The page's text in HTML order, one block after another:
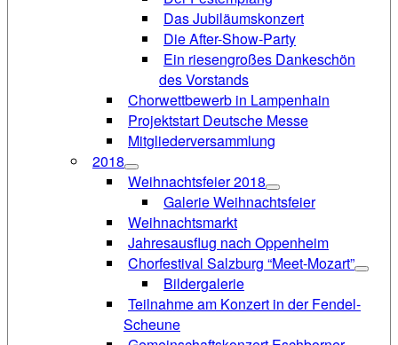
Das Jubiläumskonzert
Die After-Show-Party
Ein riesengroßes Dankeschön
des Vorstands
Chorwettbewerb in Lampenhain
Projektstart Deutsche Messe
Mitgliederversammlung
2018
Weihnachtsfeier 2018
Galerie Weihnachtsfeier
Weihnachtsmarkt
Jahresausflug nach Oppenheim
Chorfestival Salzburg “Meet-Mozart”
Bildergalerie
Teilnahme am Konzert in der Fendel-
Scheune